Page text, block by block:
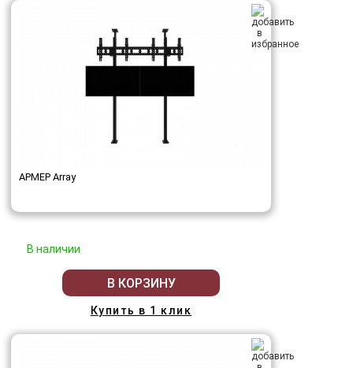
АРМЕР Array
В наличии
В КОРЗИНУ
Купить в 1 клик